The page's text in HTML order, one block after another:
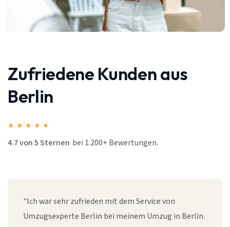
Zufriedene Kunden aus
Berlin
★ ★ ★ ★ ★
4.7 von 5 Sternen bei 1.200+ Bewertungen.
"Ich war sehr zufrieden mit dem Service von
Umzugsexperte Berlin bei meinem Umzug in Berlin.